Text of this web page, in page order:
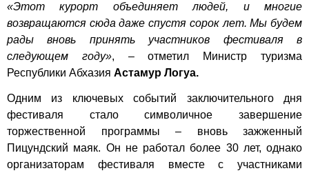
«Этот курорт объединяет людей, и многие
возвращаются сюда даже спустя сорок лет. Мы будем
рады вновь принять участников фестиваля в
следующем году», – отметил Министр туризма
Республики Абхазия Астамур Логуа.
Одним из ключевых событий заключительного дня
фестиваля стало символичное завершение
торжественной программы – вновь зажженный
Пицундский маяк. Он не работал более 30 лет, однако
организаторам фестиваля вместе с участниками